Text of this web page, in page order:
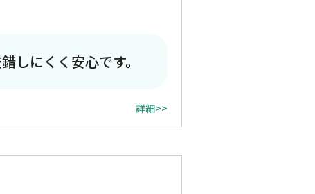
しにくく安心です。
詳細>>